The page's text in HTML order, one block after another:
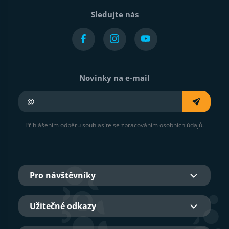
Sledujte nás
Novinky na e-mail
Přihlášením odběru souhlasíte se zpracováním osobních údajů.
Pro návštěvníky
Užitečné odkazy